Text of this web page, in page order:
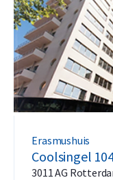
Erasmushuis
Coolsingel
3011 AG